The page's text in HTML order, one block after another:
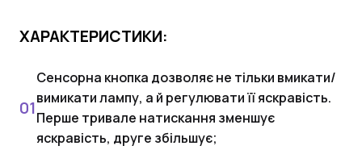
ХАРАКТЕРИСТИКИ:
Сенсорна кнопка дозволяє не тільки вмикати/
вимикати лампу, а й регулювати її яскравість.
Перше тривале натискання зменшує
яскравість, друге збільшує;